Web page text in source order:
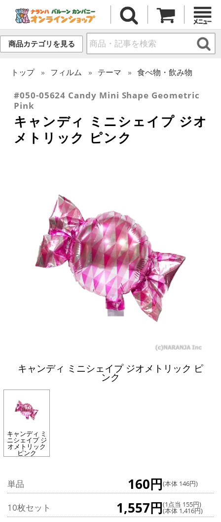
商品カテゴリを見る
トップ フィルム テーマ 食べ物・飲み物
#050-05624 Candy Mini Shape Geometric
Pink
キャンディ ミニシェイプ ジオ
メトリック ピンク
キャンディ ミニシェイプ ジオメトリック ピ
ンク
キャンディ ミ
ニシェイプ ジ
オメトリック
ピンク
単品 160円(本体 146円)
10枚セット 1,557円(1点当 155円)
(本体 1,416円)